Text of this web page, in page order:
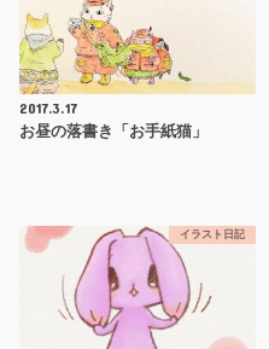
2017.3.17
お昼の落書き「お手紙猫」
イラスト日記